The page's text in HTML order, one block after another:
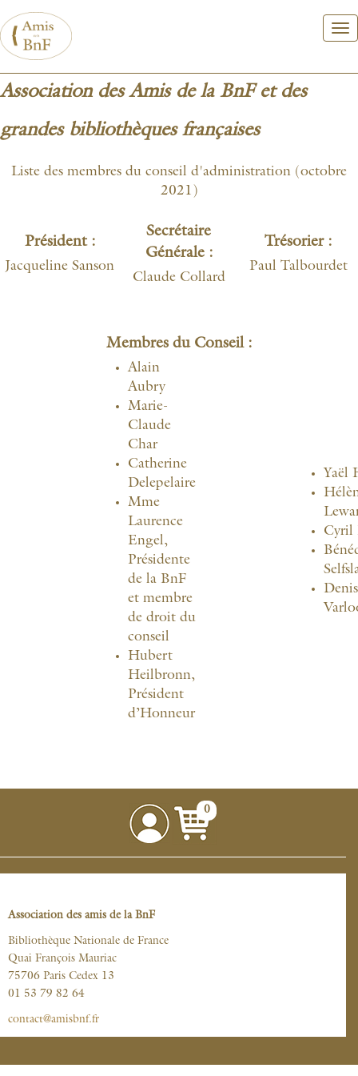
au
contenu
Association des Amis de la BnF et des
grandes bibliothèques françaises
Liste des membres du conseil d'administration (octobre
2021)
Président :
Jacqueline Sanson
Secrétaire
Générale :
Claude Collard
Trésorier :
Paul Talbourdet
Membres du Conseil :
Alain
Aubry
Marie-
Claude
Char
Catherine
Delepelaire
Mme
Laurence
Engel,
Présidente
de la BnF
et membre
de droit du
conseil
Hubert
Heilbronn,
Président
d’Honneur
Yaël
Cyril
Denis
0
Association des amis de la BnF
Bibliothèque Nationale de France
Quai François Mauriac
75706 Paris Cedex 13
01 53 79 82 64
contact@amisbnf.fr